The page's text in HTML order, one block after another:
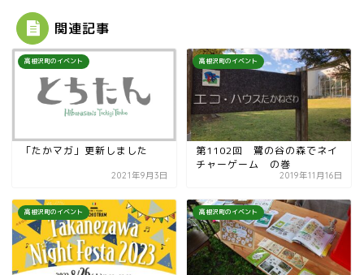
”
/>
関連記事
高根沢町のイベント
「たかマガ」更新しました
2021年9月3日
高根沢町のイベント
第1102回 鷺の谷の森でネイ
チャーゲーム の巻
2019年11月16日
高根沢町のイベント 高根沢町のイベント